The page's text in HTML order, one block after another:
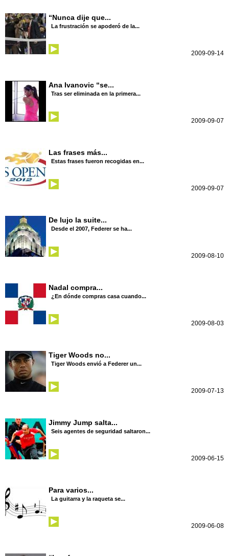
“Nunca dije que...
La frustración se apoderó de la...
2009-09-14
Ana Ivanovic “se...
Tras ser eliminada en la primera...
2009-09-07
Las frases más...
Estas frases fueron recogidas en...
2009-09-07
De lujo la suite...
Desde el 2007, Federer se ha...
2009-08-10
Nadal compra...
¿En dónde compras casa cuando...
2009-08-03
Tiger Woods no...
Tiger Woods envió a Federer un...
2009-07-13
Jimmy Jump salta...
Seis agentes de seguridad saltaron...
2009-06-15
Para varios...
La guitarra y la raqueta se...
2009-06-08